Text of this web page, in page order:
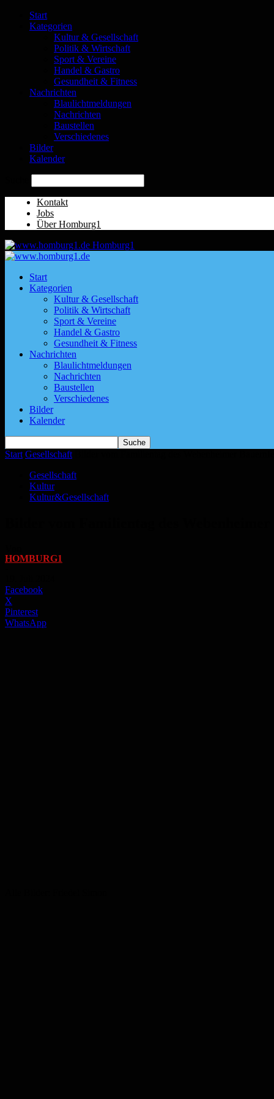
Start
Kategorien
Kultur & Gesellschaft
Politik & Wirtschaft
Sport & Vereine
Handel & Gastro
Gesundheit & Fitness
Nachrichten
Blaulichtmeldungen
Nachrichten
Baustellen
Verschiedenes
Bilder
Kalender
Kontakt
Jobs
Über Homburg1
Homburg1
Start
Kategorien
Kultur & Gesellschaft
Politik & Wirtschaft
Sport & Vereine
Handel & Gastro
Gesundheit & Fitness
Nachrichten
Blaulichtmeldungen
Nachrichten
Baustellen
Verschiedenes
Bilder
Kalender
Start Gesellschaft
Gesellschaft
Kultur
Kultur&Gesellschaft
HOMBURG1
Facebook
X
Pinterest
WhatsApp